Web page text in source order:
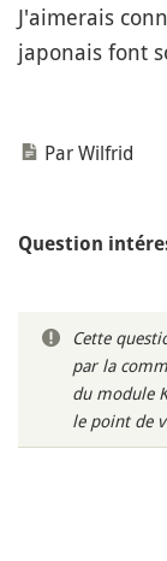
J'aimerais
japonais font
Par Wilfrid
Question
Cette
par la
du module
le point de